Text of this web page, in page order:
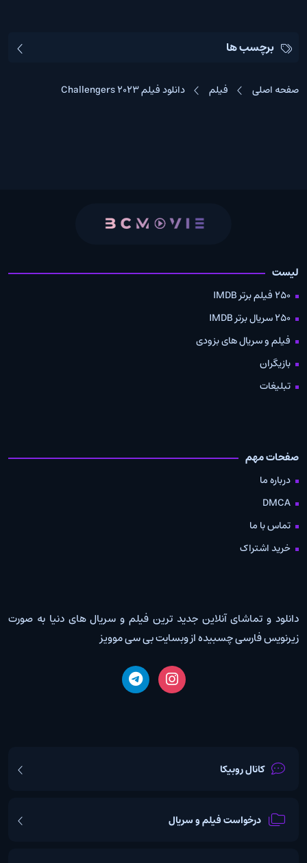
برچسب ها
صفحه اصلی فیلم دانلود فیلم Challengers 2023
لیست
250 فیلم برتر IMDB
250 سریال برتر IMDB
فیلم و سریال های بزودی
بازیگران
تبلیغات
صفحات مهم
درباره ما
DMCA
تماس با ما
خرید اشتراک
دانلود و تماشای آنلاین جدید ترین فیلم و سریال های دنیا به صورت
زیرنویس فارسی چسبیده از وبسایت بی سی موویز
کانال روبیکا
درخواست فیلم و سریال